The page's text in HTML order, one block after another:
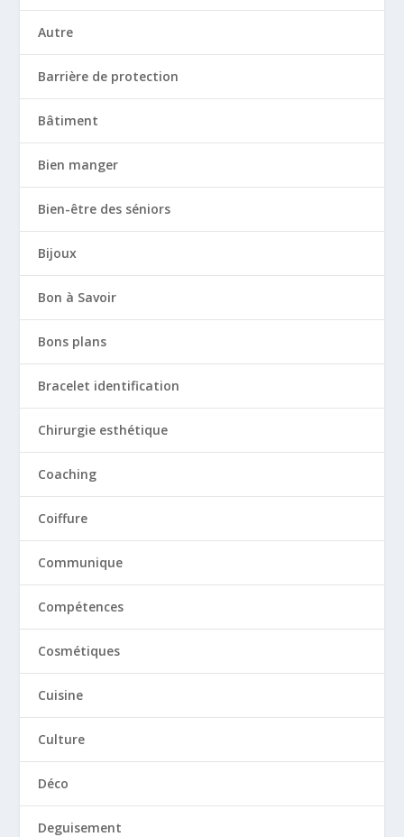
Autre
Barrière de protection
Bâtiment
Bien manger
Bien-être des séniors
Bijoux
Bon à Savoir
Bons plans
Bracelet identification
Chirurgie esthétique
Coaching
Coiffure
Communique
Compétences
Cosmétiques
Cuisine
Culture
Déco
Deguisement